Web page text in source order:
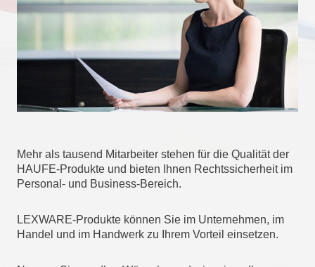
Mehr als tausend Mitarbeiter stehen für die Qualität der
HAUFE-Produkte und bieten Ihnen Rechtssicherheit im
Personal- und Business-Bereich.
LEXWARE-Produkte können Sie im Unternehmen, im
Handel und im Handwerk zu Ihrem Vorteil einsetzen.